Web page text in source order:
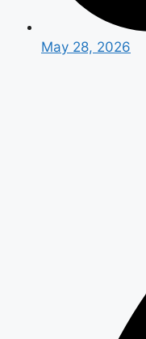
May 28, 2026